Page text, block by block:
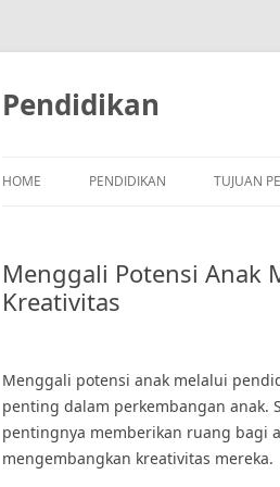
Skip
Pendidikan
HOME PENDIDIKAN TUJUAN
Menggali Potensi Anak
Kreativitas
Menggali potensi anak melalui
penting dalam perkembangan anak.
pentingnya memberikan ruang bagi
mengembangkan kreativitas mereka.